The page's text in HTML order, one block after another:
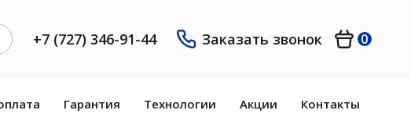
+7 (727) 346-91-44 Заказать звонок 0
Гарантия Технологии Акции Контакты